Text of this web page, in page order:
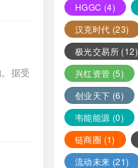
据受
HGGC (4)
汉克时代 (23)
极光交易所 (12)
兴红资管 (5)
创业天下 (6)
韦能能源 (0)
链商圈 (1)
流动未来 (21)